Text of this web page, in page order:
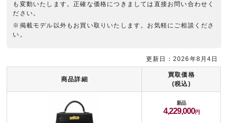
も変動いたします。正確な価格につきましては直接お問い合わせく
ださい。
※掲載モデル以外もお買い取りいたします。お気軽にご相談くださ
い。
商品詳細
買取価格
(税込)
新品
4,229,000
更新日：2026年8月4日